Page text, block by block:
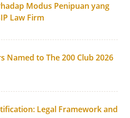
Modus Penipuan yang
Law Firm
Named to The 200 Club 2026
Legal Framework and